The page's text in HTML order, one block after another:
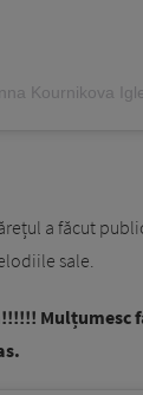
Kournikova
a făcut
sale.